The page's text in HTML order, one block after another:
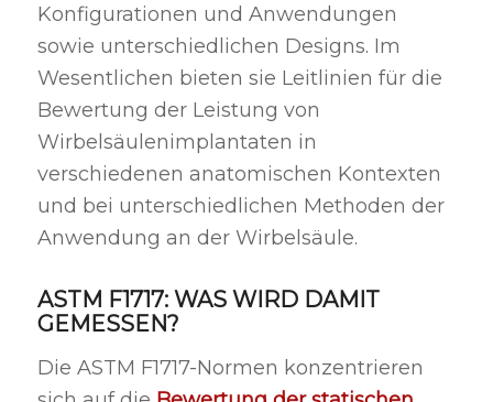
Konfigurationen und Anwendungen
sowie unterschiedlichen Designs. Im
Wesentlichen bieten sie Leitlinien für die
Bewertung der Leistung von
Wirbelsäulenimplantaten in
verschiedenen anatomischen Kontexten
und bei unterschiedlichen Methoden der
Anwendung an der Wirbelsäule.
ASTM F1717: WAS WIRD DAMIT
GEMESSEN?
Die ASTM F1717-Normen konzentrieren